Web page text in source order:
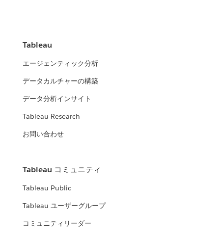
Tableau
エージェンティック分析
データカルチャーの構築
データ分析インサイト
Tableau Research
お問い合わせ
Tableau コミュニティ
Tableau Public
Tableau ユーザーグループ
コミュニティリーダー